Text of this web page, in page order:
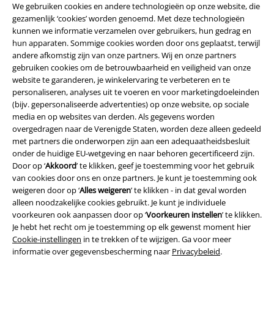
We gebruiken cookies en andere technologieën op onze website, die
gezamenlijk ‘cookies’ worden genoemd. Met deze technologieën
kunnen we informatie verzamelen over gebruikers, hun gedrag en
hun apparaten. Sommige cookies worden door ons geplaatst, terwijl
andere afkomstig zijn van onze partners. Wij en onze partners
gebruiken cookies om de betrouwbaarheid en veiligheid van onze
website te garanderen, je winkelervaring te verbeteren en te
personaliseren, analyses uit te voeren en voor marketingdoeleinden
(bijv. gepersonaliseerde advertenties) op onze website, op sociale
media en op websites van derden. Als gegevens worden
overgedragen naar de Verenigde Staten, worden deze alleen gedeeld
met partners die onderworpen zijn aan een adequaatheidsbesluit
onder de huidige EU-wetgeving en naar behoren gecertificeerd zijn.
Door op ‘Akkoord’ te klikken, geef je toestemming voor het gebruik
van cookies door ons en onze partners. Je kunt je toestemming ook
weigeren door op ‘Alles weigeren’ te klikken - in dat geval worden
alleen noodzakelijke cookies gebruikt. Je kunt je individuele
voorkeuren ook aanpassen door op ‘Voorkeuren instellen’ te klikken.
Je hebt het recht om je toestemming op elk gewenst moment hier
Cookie-instellingen in te trekken of te wijzigen. Ga voor meer
informatie over gegevensbescherming naar Privacybeleid.
% Grote maten % Bijna uitverkocht